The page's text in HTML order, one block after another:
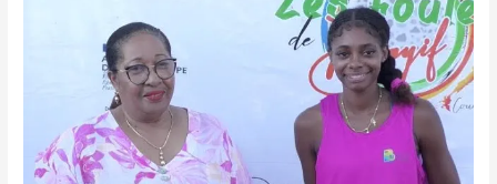
,dernière
étape